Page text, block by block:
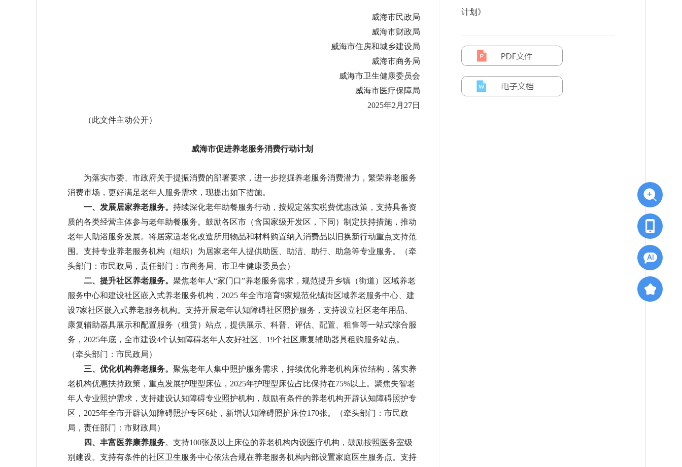
威海市民政局
威海市财政局
威海市住房和城乡建设局
威海市商务局
威海市卫生健康委员会
威海市医疗保障局
2025年2月27日
（此文件主动公开）
威海市促进养老服务消费行动计划
为落实市委、市政府关于提振消费的部署要求，进一步挖掘养老服务消费潜力，繁荣养老服务
消费市场，更好满足老年人服务需求，现提出如下措施。
一、发展居家养老服务。 持续深化老年助餐服务行动，按规定落实税费优惠政策，支持具备资
质的各类经营主体参与老年助餐服务。鼓励各区市（含国家级开发区，下同）制定扶持措施，推动
老年人助浴服务发展。将居家适老化改造所用物品和材料购置纳入消费品以旧换新行动重点支持范
围。支持专业养老服务机构（组织）为居家老年人提供助医、助洁、助行、助急等专业服务。（牵
头部门：市民政局，责任部门：市商务局、市卫生健康委员会）
二、提升社区养老服务。 聚焦老年人“家门口”养老服务需求，规范提升乡镇（街道）区域养老
服务中心和建设社区嵌入式养老服务机构，2025 年全市培育9家规范化镇街区域养老服务中心、建
设7家社区嵌入式养老服务机构。支持开展老年认知障碍社区照护服务，支持设立社区老年用品、
康复辅助器具展示和配置服务（租赁）站点，提供展示、科普、评估、配置、租售等一站式综合服
务，2025年底，全市建设4个认知障碍老年人友好社区、19个社区康复辅助器具租购服务站点。
（牵头部门：市民政局）
三、优化机构养老服务。 聚焦老年人集中照护服务需求，持续优化养老机构床位结构，落实养
老机构优惠扶持政策，重点发展护理型床位，2025年护理型床位占比保持在75%以上。聚焦失智老
年人专业照护需求，支持建设认知障碍专业照护机构，鼓励有条件的养老机构开辟认知障碍照护专
区，2025年全市开辟认知障碍照护专区6处，新增认知障碍照护床位170张。（牵头部门：市民政
局，责任部门：市财政局）
四、丰富医养康养服务。支持100张及以上床位的养老机构内设医疗机构，鼓励按照医务室级
别建设。支持有条件的社区卫生服务中心依法合规在养老服务机构内部设置家庭医生服务点。支持
计划》